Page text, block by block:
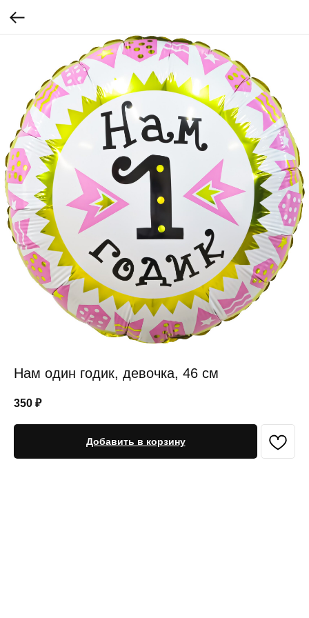
Нам один годик, девочка, 46 см
350 ₽
Добавить в корзину